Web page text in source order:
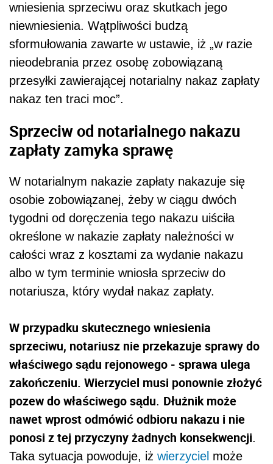
wniesienia sprzeciwu oraz skutkach jego
niewniesienia. Wątpliwości budzą
sformułowania zawarte w ustawie, iż „w razie
nieodebrania przez osobę zobowiązaną
przesyłki zawierającej notarialny nakaz zapłaty
nakaz ten traci moc”.
Sprzeciw od notarialnego nakazu
zapłaty zamyka sprawę
W notarialnym nakazie zapłaty nakazuje się
osobie zobowiązanej, żeby w ciągu dwóch
tygodni od doręczenia tego nakazu uiściła
określone w nakazie zapłaty należności w
całości wraz z kosztami za wydanie nakazu
albo w tym terminie wniosła sprzeciw do
notariusza, który wydał nakaz zapłaty.
W przypadku skutecznego wniesienia
sprzeciwu, notariusz nie przekazuje sprawy do
właściwego sądu rejonowego - sprawa ulega
zakończeniu. Wierzyciel musi ponownie złożyć
pozew do właściwego sądu. Dłużnik może
nawet wprost odmówić odbioru nakazu i nie
ponosi z tej przyczyny żadnych konsekwencji.
Taka sytuacja powoduje, iż wierzyciel może